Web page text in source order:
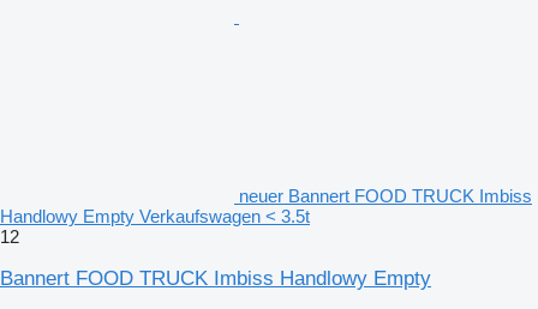
neuer Bannert FOOD TRUCK Imbiss
Handlowy Empty Verkaufswagen < 3.5t
12
Bannert FOOD TRUCK Imbiss Handlowy Empty